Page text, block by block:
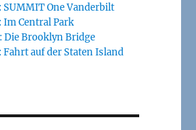
SUMMIT One Vanderbilt
Im Central Park
Die Brooklyn Bridge
Fahrt auf der Staten Island